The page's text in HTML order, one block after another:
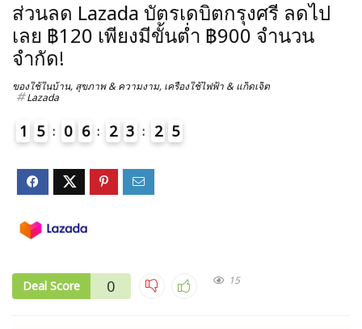
ส่วนลด Lazada บัตรเดบิตกรุงศรี ลดไป
เลย ฿120 เพียงมีขั้นต่ำ ฿900 จำนวน
จำกัด!
ของใช้ในบ้าน, สุขภาพ & ความงาม, เครื่องใช้ไฟฟ้า & แก็ดเจ็ต
Lazada
1 5 0 6 2 3 2 5
Deal Score 0 15